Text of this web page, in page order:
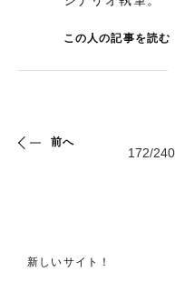
この人の記事を読む
前へ
新しいサイト！